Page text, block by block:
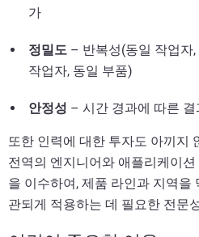
가
정밀도 – 반복성(동일 작업자
작업자, 동일 부품)
안정성 – 시간 경과에 따른 결
또한 인력에 대한 투자도 아끼지
전역의 엔지니어와 애플리케이
을 이수하여, 제품 라인과 지역을
관되게 적용하는 데 필요한 전문